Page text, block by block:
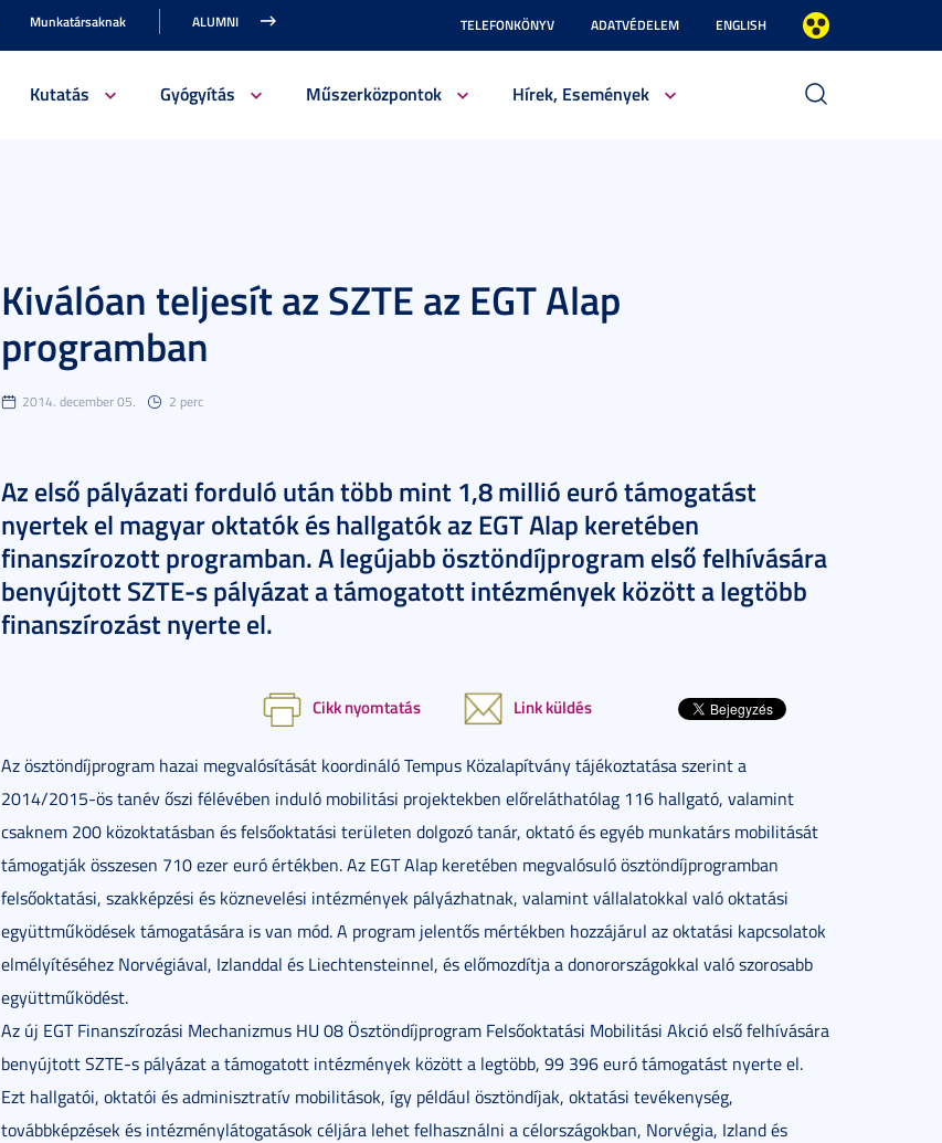
Munkatársaknak ALUMNI TELEFONKÖNYV ADATVÉDELEM ENGLISH
Kutatás Gyógyítás Műszerközpontok Hírek, Események
Kiválóan teljesít az SZTE az EGT Alap
programban
2014. december 05. 2 perc
Az első pályázati forduló után több mint 1,8 millió euró támogatást
nyertek el magyar oktatók és hallgatók az EGT Alap keretében
finanszírozott programban. A legújabb ösztöndíjprogram első felhívására
benyújtott SZTE-s pályázat a támogatott intézmények között a legtöbb
finanszírozást nyerte el.
Cikk nyomtatás Link küldés
Az ösztöndíjprogram hazai megvalósítását koordináló Tempus Közalapítvány tájékoztatása szerint a
2014/2015-ös tanév őszi félévében induló mobilitási projektekben előreláthatólag 116 hallgató, valamint
csaknem 200 közoktatásban és felsőoktatási területen dolgozó tanár, oktató és egyéb munkatárs mobilitását
támogatják összesen 710 ezer euró értékben. Az EGT Alap keretében megvalósuló ösztöndíjprogramban
felsőoktatási, szakképzési és köznevelési intézmények pályázhatnak, valamint vállalatokkal való oktatási
együttműködések támogatására is van mód. A program jelentős mértékben hozzájárul az oktatási kapcsolatok
elmélyítéséhez Norvégiával, Izlanddal és Liechtensteinnel, és előmozdítja a donorországokkal való szorosabb
együttműködést.
Az új EGT Finanszírozási Mechanizmus HU 08 Ösztöndíjprogram Felsőoktatási Mobilitási Akció első felhívására
benyújtott SZTE-s pályázat a támogatott intézmények között a legtöbb, 99 396 euró támogatást nyerte el.
Ezt hallgatói, oktatói és adminisztratív mobilitások, így például ösztöndíjak, oktatási tevékenység,
továbbképzések és intézménylátogatások céljára lehet felhasználni a célországokban, Norvégia, Izland és